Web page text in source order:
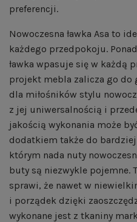
preferencji.
Nowoczesna ławka Asa to
każdego przedpokoju.
ławka wpasuje się w każdą
projekt mebla zalicza go do
dla miłośników stylu
z jej uniwersalnością i
jakością wykonania może
dodatkiem także do
którym nada nuty
buty są niezwykle pojemne.
sprawi, że nawet w
i porządek dzięki
wykonane jest z tkaniny marki